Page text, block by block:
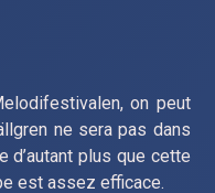
on peut
ne sera pas dans
d’autant plus que cette
est assez efficace.